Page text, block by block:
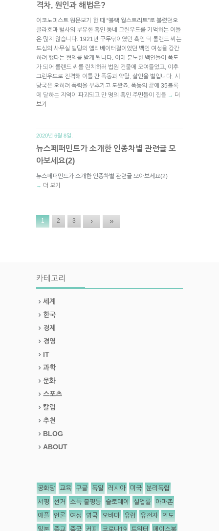
격차, 원인과 해법은?
이코노미스트 원문보기 한 때 “블랙 월스트리트”로 불렸던오
클라호마 털사의 부유한 흑인 동네 그린우드를 기억하는 이들
은 많지 않습니다. 1921년 구두닦이였던 흑인 딕 롤랜드 씨는
도심의 사무실 빌딩의 엘리베이터걸이었던 백인 여성을 강간
하려 했다는 혐의를 받게 됩니다. 이에 분노한 백인들이 폭도
가 되어 롤랜드 씨를 린치하러 법원 건물에 모여들었고, 이후
그린우드로 진격해 이틀 간 폭동과 약탈, 살인을 벌입니다. 시
당국은 오히려 폭력을 부추기고 도왔죠. 폭동의 끝에 35블록
에 달하는 지역이 파괴되고 만 명의 흑인 주민들이 집을 → 더
보기
2020년 6월 8일.
뉴스페퍼민트가 소개한 인종차별 관련글 모
아보세요(2)
뉴스페퍼민트가 소개한 인종차별 관련글 모아보세요(2)
→ 더 보기
1 2 3 › »
카테고리
세계
한국
경제
경영
IT
과학
문화
스포츠
칼럼
추천
BLOG
ABOUT
공화당 교육 구글 독일 러시아 미국 분리독립
서평 선거 소득 불평등 슬로데이 실업률 아마존
애플 언론 여성 영국 오바마 유럽 유전자 인도
일본 종교 중국 커피 코로나19 트위터 페이스북